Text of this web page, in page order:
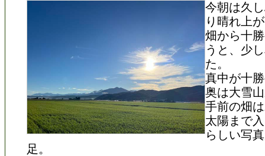
今朝は久
り晴れ上
畑から十
うと、少
た。
真中が十
奥は大雪
手前の畑
太陽まで
らしい写
足。